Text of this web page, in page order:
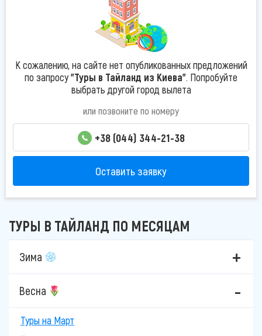
К сожалению, на сайте нет опубликованных предложений
по запросу"Туры в Тайланд из Киева". Попробуйте
выбрать другой город вылета
или позвоните по номеру
+38 (044) 344-21-38
Оставить заявку
ТУРЫ В ТАЙЛАНД ПО МЕСЯЦАМ
Зима
Весна
Туры на Март